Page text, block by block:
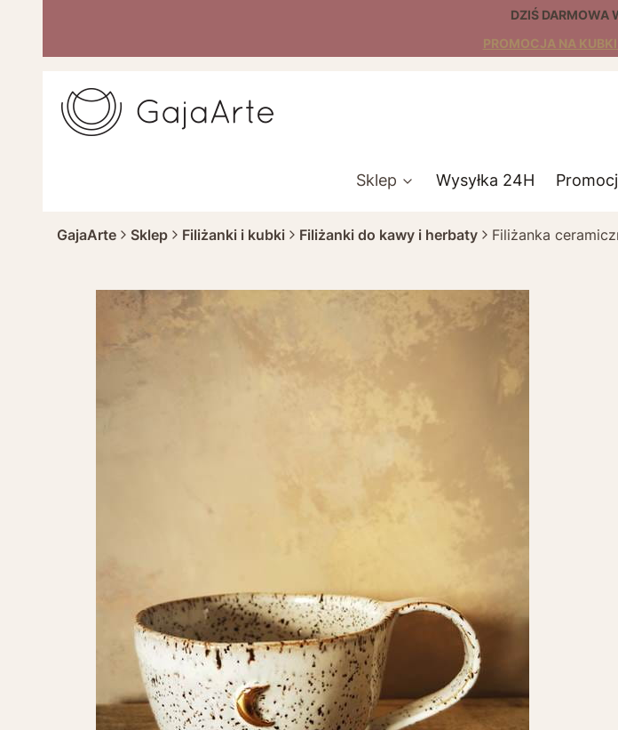
DZIŚ DARMOWA
PROMOCJA NA
Sklep Wysyłka 24H
GajaArte Sklep Filiżanki i kubki Filiżanki do kawy i herbaty Filiżanka